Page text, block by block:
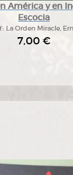
América y en
Escocia
La Orden Miracle,
7,00 €